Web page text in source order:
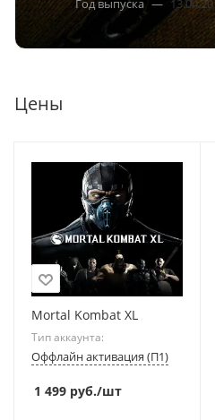
Год выпуска —
Цены
Mortal Kombat XL
Тип аккаунта:
Оффлайн активация (П1)
1 499 руб./шт